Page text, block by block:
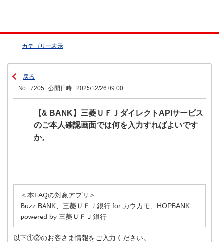
カテゴリー表示
戻る
No : 7205
公開日時 : 2025/12/26 09:00
【& BANK】三菱ＵＦＪダイレクトAPIサービス
のご本人確認画面では何を入力すればよいです
か。
＜本FAQの対象アプリ＞
Buzz BANK、三菱ＵＦＪ銀行 for カウカモ、HOPBANK
powered by 三菱ＵＦＪ銀行
以下①②のお客さま情報をご入力ください。